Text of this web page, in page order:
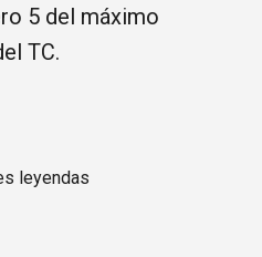
5 del máximo
TC.